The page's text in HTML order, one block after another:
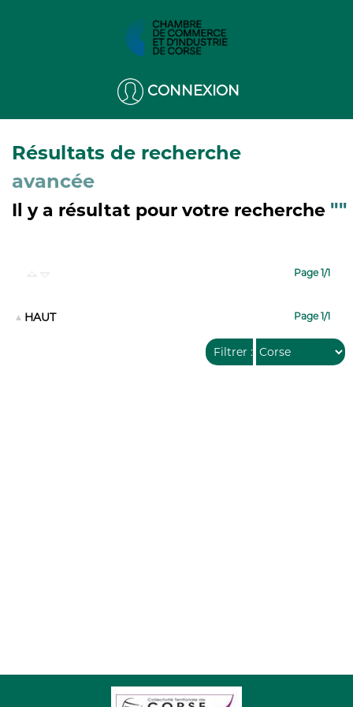
CONNEXION
Résultats de recherche
avancée
Il y a résultat pour votre recherche ""
Page 1/1
HAUT Page 1/1
Filtrer :